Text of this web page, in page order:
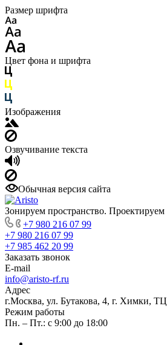
Размер шрифта
Цвет фона и шрифта
Изображения
Озвучивание текста
Обычная версия сайта
Зонируем пространство. Проектируем
+7 980 216 07 99
+7 980 216 07 99
+7 985 462 20 99
Заказать звонок
E-mail
info@aristo-rf.ru
Адрес
г.Москва, ул. Бутакова, 4, г. Химки,
Режим работы
Пн. – Пт.: с 9:00 до 18:00